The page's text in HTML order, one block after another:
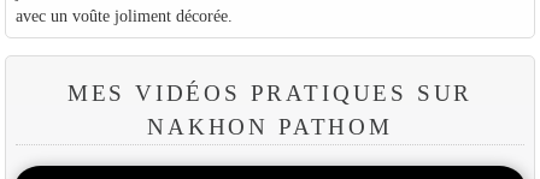
avec un voûte joliment décorée.
MES VIDÉOS PRATIQUES SUR
NAKHON PATHOM